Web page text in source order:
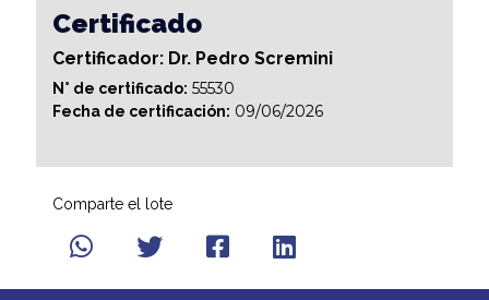
Certificado
Certificador: Dr. Pedro Scremini
N° de certificado: 55530
Fecha de certificación: 09/06/2026
Comparte el lote